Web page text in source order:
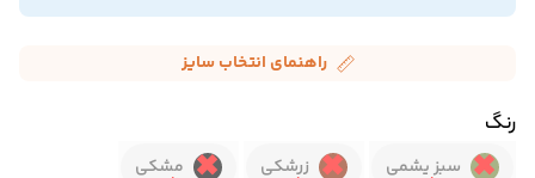
راهنمای انتخاب سایز
رنگ
سبز یشمی زرشکی
مشکی